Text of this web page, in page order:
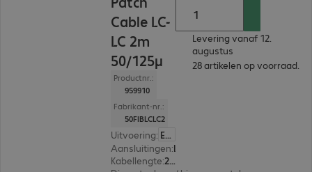
Cable LC-
LC 2m
50/125µ
Productnr.:
959910
Fabrikant-nr.:
50FIBLCLC2
Uitvoering: Europa
Aansluitingen:
Kabellengte: 2 m
Levering vanaf 12.
augustus
28 artikelen op voorraad.